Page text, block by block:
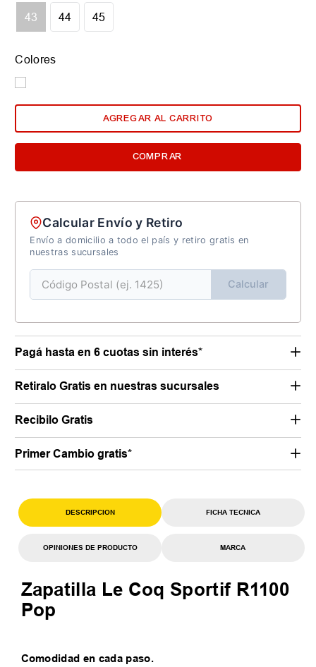
43 44 45
Colores
AGREGAR AL CARRITO
COMPRAR
Calcular Envío y Retiro
Envío a domicilio a todo el país y retiro gratis en
nuestras sucursales
Calcular
Pagá hasta en 6 cuotas sin interés*
Retiralo Gratis en nuestras sucursales
Recibilo Gratis
Primer Cambio gratis*
DESCRIPCION FICHA TECNICA
OPINIONES DE PRODUCTO MARCA
Zapatilla Le Coq Sportif R1100
Pop
Comodidad en cada paso.